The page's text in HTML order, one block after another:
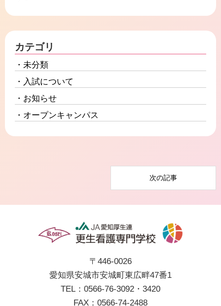
カテゴリ
未分類
入試について
お知らせ
オープンキャンパス
次の記事
〒446-0026
愛知県安城市安城町東広畔47番1
TEL：0566-76-3092・3420
FAX：0566-74-2488